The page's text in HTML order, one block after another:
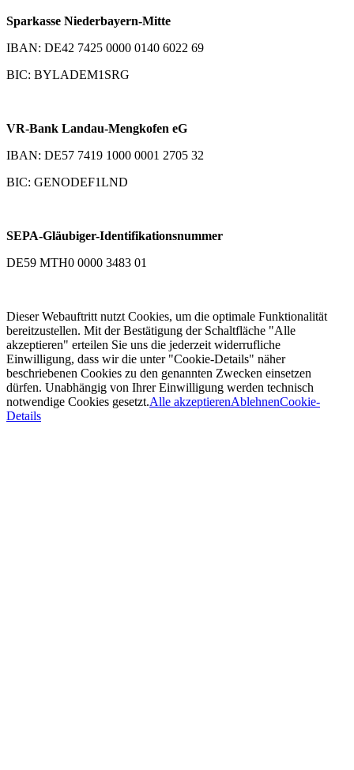
Sparkasse Niederbayern-Mitte
IBAN: DE42 7425 0000 0140 6022 69
BIC: BYLADEM1SRG
VR-Bank Landau-Mengkofen eG
IBAN: DE57 7419 1000 0001 2705 32
BIC: GENODEF1LND
SEPA-Gläubiger-Identifikationsnummer
DE59 MTH0 0000 3483 01
Dieser Webauftritt nutzt Cookies, um die optimale Funktionalität
bereitzustellen. Mit der Bestätigung der Schaltfläche "Alle
akzeptieren" erteilen Sie uns die jederzeit widerrufliche
Einwilligung, dass wir die unter "Cookie-Details" näher
beschriebenen Cookies zu den genannten Zwecken einsetzen
dürfen. Unabhängig von Ihrer Einwilligung werden technisch
notwendige Cookies gesetzt.Alle akzeptierenAblehnenCookie-
Details